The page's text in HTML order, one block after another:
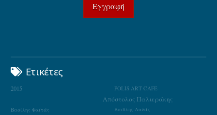
Ετικέτες
2015 POLIS ART CAFE
Απόστολος Παλιεράκης
Βασίλης Λαδάς
Βασίλης Φαϊτάς